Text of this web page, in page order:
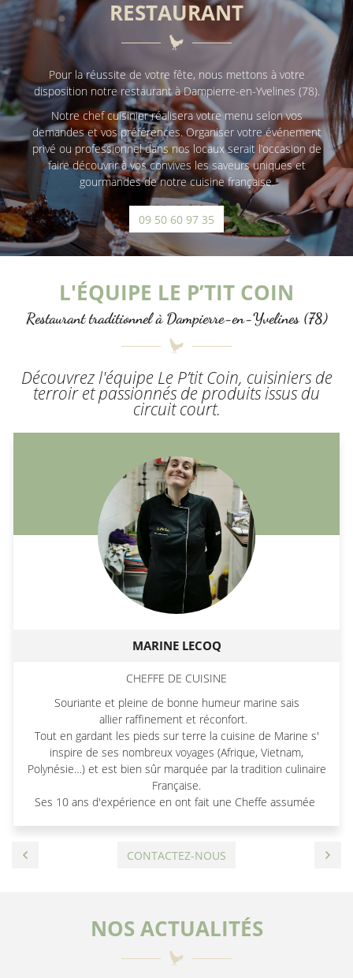
ACCUEIL
CARTE
GALERIE
ACTUALITÉS
CONTACT
09 50 60 97
REJOIGNEZ-
RESTAURANT
Pour la réussite de votre fête, nous mettons à votre
disposition notre restaurant à Dampierre-en-Yvelines (78).
Notre chef cuisinier réalisera votre menu selon vos
demandes et vos préférences. Organiser votre événement
privé ou professionnel dans nos locaux serait l’occasion de
faire découvrir à vos convives les saveurs uniques et
gourmandes de notre cuisine française.
09 50 60 97 35
L'ÉQUIPE LE P’TIT COIN
Restaurant traditionnel à Dampierre-en-Yvelines (78)
Découvrez l'équipe Le P’tit Coin, cuisiniers de
terroir et passionnés de produits issus du
circuit court.
MARINE LECOQ
CHEFFE DE CUISINE
Souriante et pleine de bonne humeur marine sais
allier raffinement et réconfort.
Tout en gardant les pieds sur terre la cuisine de Marine s'
inspire de ses nombreux voyages (Afrique, Vietnam,
Polynésie…) et est bien sûr marquée par la tradition culinaire
Française.
Ses 10 ans d'expérience en ont fait une Cheffe assumée
CONTACTEZ-NOUS
NOS ACTUALITÉS